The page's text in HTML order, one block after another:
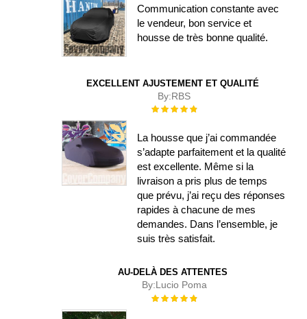
Communication constante avec
le vendeur, bon service et
housse de très bonne qualité.
EXCELLENT AJUSTEMENT ET QUALITÉ
By:RBS
Évaluation :
La housse que j’ai commandée
s’adapte parfaitement et la qualité
est excellente. Même si la
livraison a pris plus de temps
que prévu, j’ai reçu des réponses
rapides à chacune de mes
demandes. Dans l’ensemble, je
suis très satisfait.
AU-DELÀ DES ATTENTES
By:Lucio Poma
Évaluation :